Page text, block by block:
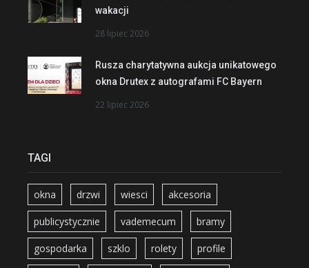
wakacji
28 lipiec 2026
Rusza charytatywna aukcja unikatowego
okna Drutex z autografami FC Bayern
22 lipiec 2026
TAGI
okna drzwi wiesci akcesoria
publicystycznie vademecum bramy
gospodarka szklo rolety profile